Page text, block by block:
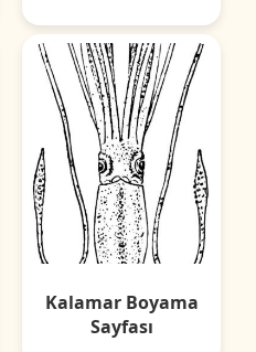
Kalamar Boyama
Sayfası